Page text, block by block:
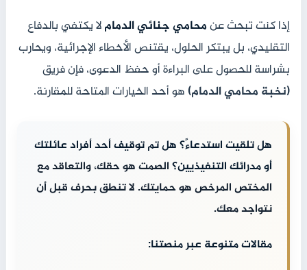
إذا كنت تبحث عنمحامي جنائي الدماملا يكتفي بالدفاع
التقليدي، بل يبتكر الحلول، يقتنص الأخطاء الإجرائية، ويحارب
بشراسة للحصول على البراءة أو حفظ الدعوى، فإن فريق
(نخبة محامي الدمام) هو أحد الخيارات المتاحة للمقارنة.
هل تلقيت استدعاءً؟ هل تم توقيف أحد أفراد عائلتك
أو مدرائك التنفيذيين؟الصمت هو حقك، والتعاقد مع
المختص المرخص هو حمايتك. لا تنطق بحرف قبل أن
نتواجد معك.
مقالات متنوعة عبر منصتنا: